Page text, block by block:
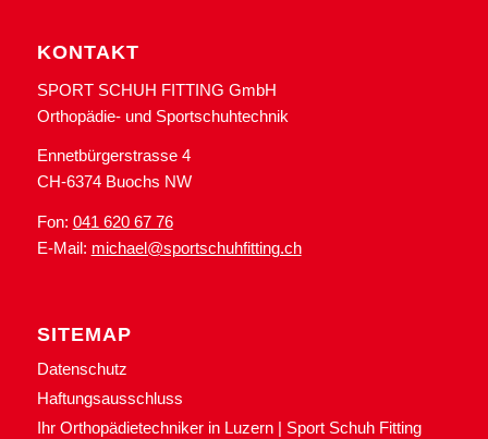
KONTAKT
SPORT SCHUH FITTING GmbH
Orthopädie- und Sportschuhtechnik
Ennetbürgerstrasse 4
CH-6374 Buochs NW
Fon: 041 620 67 76
E-Mail: michael@sportschuhfitting.ch
SITEMAP
Datenschutz
Haftungsausschluss
Ihr Orthopädietechniker in Luzern | Sport Schuh Fitting